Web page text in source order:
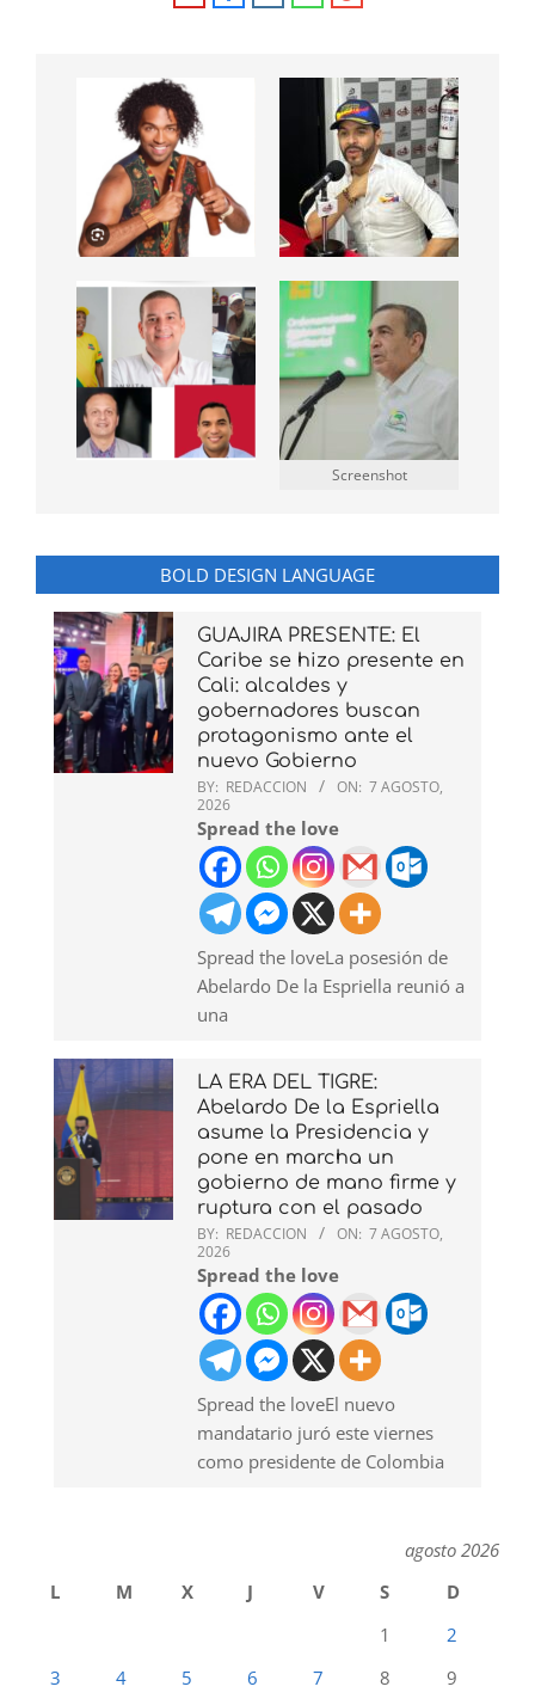
Screenshot
BOLD DESIGN LANGUAGE
GUAJIRA PRESENTE: El
Caribe se hizo presente en
Cali: alcaldes y
gobernadores buscan
protagonismo ante el
nuevo Gobierno
BY: REDACCION ON: 7 AGOSTO,
2026
Spread the love
Spread the loveLa posesión de
Abelardo De la Espriella reunió a
una
LA ERA DEL TIGRE:
Abelardo De la Espriella
asume la Presidencia y
pone en marcha un
gobierno de mano firme y
ruptura con el pasado
BY: REDACCION ON: 7 AGOSTO,
2026
Spread the love
Spread the loveEl nuevo
mandatario juró este viernes
como presidente de Colombia
agosto 2026
L
M X J V S
D
1
2
3
4 5 6 7 8
9